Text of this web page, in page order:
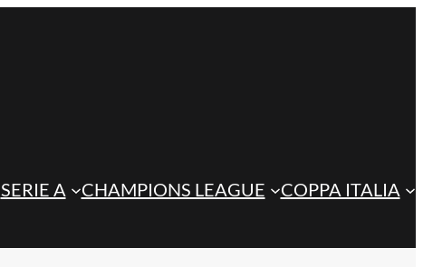
SERIE A CHAMPIONS LEAGUE
COPPA ITALIA